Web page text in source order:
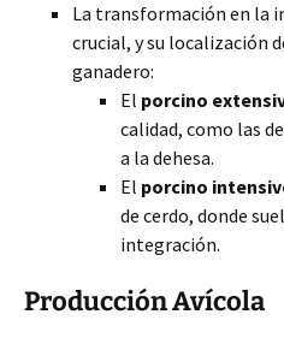
La transformación en la
crucial, y su localización
ganadero:
El porcino
calidad, como las de
a la dehesa.
El porcino
de cerdo, donde
integración.
Producción Avícola